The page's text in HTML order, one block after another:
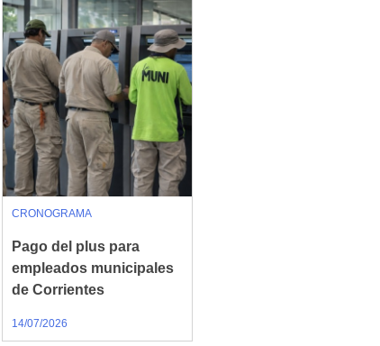
CRONOGRAMA
Pago del plus para
empleados municipales
de Corrientes
14/07/2026